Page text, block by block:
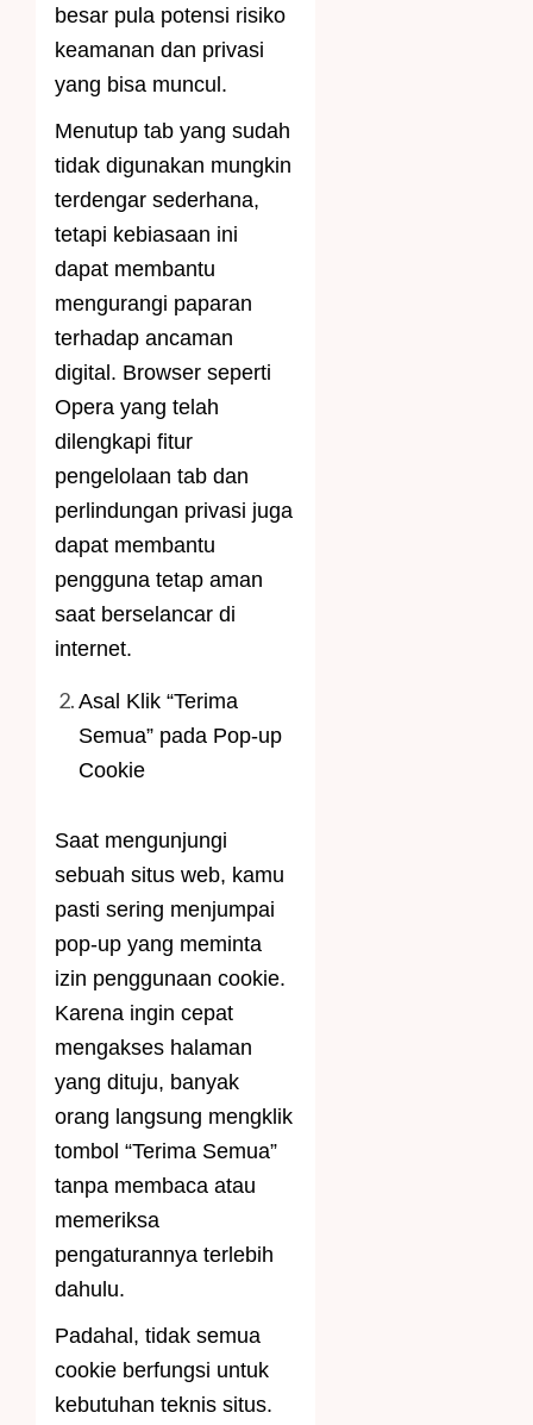
besar pula potensi risiko
keamanan dan privasi
yang bisa muncul.
Menutup tab yang sudah
tidak digunakan mungkin
terdengar sederhana,
tetapi kebiasaan ini
dapat membantu
mengurangi paparan
terhadap ancaman
digital. Browser seperti
Opera yang telah
dilengkapi fitur
pengelolaan tab dan
perlindungan privasi juga
dapat membantu
pengguna tetap aman
saat berselancar di
internet.
Asal Klik “Terima
Semua” pada Pop-up
Cookie
Saat mengunjungi
sebuah situs web, kamu
pasti sering menjumpai
pop-up yang meminta
izin penggunaan cookie.
Karena ingin cepat
mengakses halaman
yang dituju, banyak
orang langsung mengklik
tombol “Terima Semua”
tanpa membaca atau
memeriksa
pengaturannya terlebih
dahulu.
Padahal, tidak semua
cookie berfungsi untuk
kebutuhan teknis situs.